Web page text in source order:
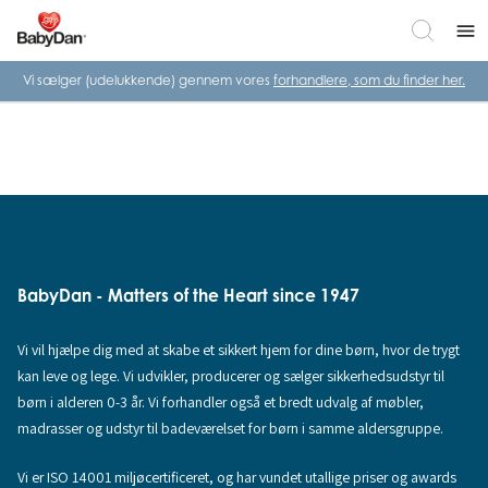
menu
Vi sælger (udelukkende) gennem vores forhandlere, som du finder her.
BabyDan - Matters of the Heart since 1947
Vi vil hjælpe dig med at skabe et sikkert hjem for dine børn, hvor de trygt
kan leve og lege. Vi udvikler, producerer og sælger sikkerhedsudstyr til
børn i alderen 0-3 år. Vi forhandler også et bredt udvalg af møbler,
madrasser og udstyr til badeværelset for børn i samme aldersgruppe.
Vi er ISO 14001 miljøcertificeret, og har vundet utallige priser og awards